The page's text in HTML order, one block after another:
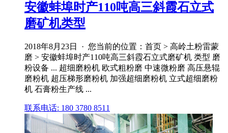
安徽蚌埠时产110吨高三斜霞石立式
磨矿机类型
2018年8月23日 · 您当前的位置：首页 > 高岭土粉雷蒙
磨 > 安徽蚌埠时产110吨高三斜霞石立式磨矿机 类型 磨
粉设备 ... 超细磨粉机 欧式粗粉磨 中速微粉磨 高压悬辊
磨粉机 超压梯形磨粉机 加强超细磨粉机 立式超细磨粉
机 石膏粉生产线 ...
联系电话: 180 3780 8511